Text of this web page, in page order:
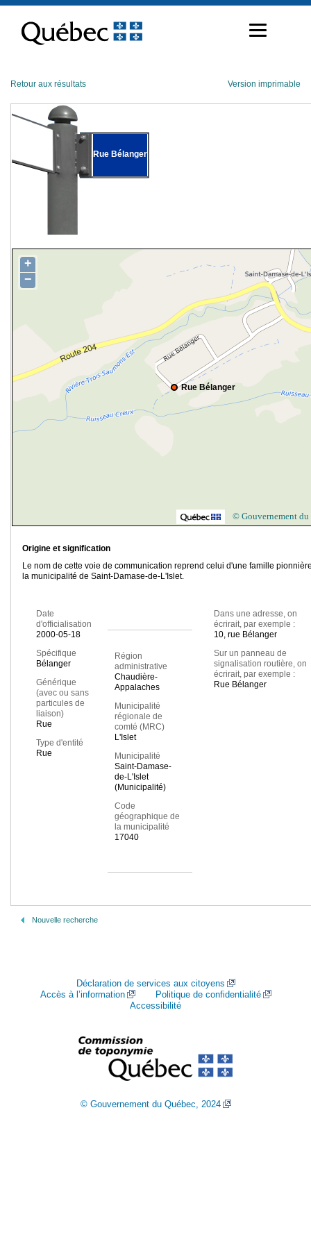
contenu
Retour aux résultats Version imprimable
Rue Bélanger
Rue Bélanger
+
−
© Gouvernement du
Origine et signification
Le nom de cette voie de communication reprend celui d'une famille
la municipalité de Saint-Damase-de-L'Islet.
Date
d'officialisation
2000-05-18
Spécifique
Bélanger
Générique
(avec ou sans
particules de
liaison)
Rue
Type d'entité
Rue
Région
administrative
Chaudière-
Appalaches
Municipalité
régionale de
comté (MRC)
L'Islet
Municipalité
Saint-Damase-
de-L'Islet
(Municipalité)
Code
géographique de
la municipalité
17040
Dans une adresse, on
écrirait, par exemple :
10, rue Bélanger
Sur un panneau de
signalisation routière, on
écrirait, par exemple :
Rue Bélanger
Nouvelle recherche
Déclaration de services aux citoyens
Accès à l’information
Politique de confidentialité
Accessibilité
© Gouvernement du Québec, 2024